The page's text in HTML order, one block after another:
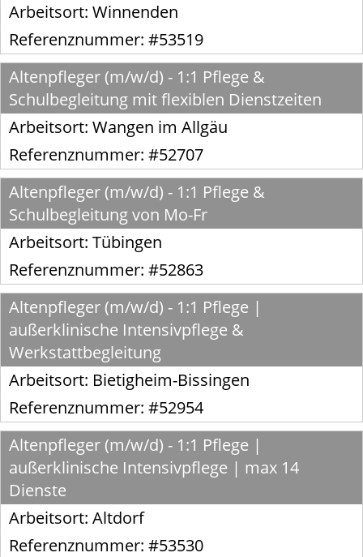
Arbeitsort: Winnenden
Referenznummer: #53519
Altenpfleger (m/w/d) - 1:1 Pflege &
Schulbegleitung mit flexiblen Dienstzeiten
Arbeitsort: Wangen im Allgäu
Referenznummer: #52707
Altenpfleger (m/w/d) - 1:1 Pflege &
Schulbegleitung von Mo-Fr
Arbeitsort: Tübingen
Referenznummer: #52863
Altenpfleger (m/w/d) - 1:1 Pflege |
außerklinische Intensivpflege &
Werkstattbegleitung
Arbeitsort: Bietigheim-Bissingen
Referenznummer: #52954
Altenpfleger (m/w/d) - 1:1 Pflege |
außerklinische Intensivpflege | max 14
Dienste
Arbeitsort: Altdorf
Referenznummer: #53530